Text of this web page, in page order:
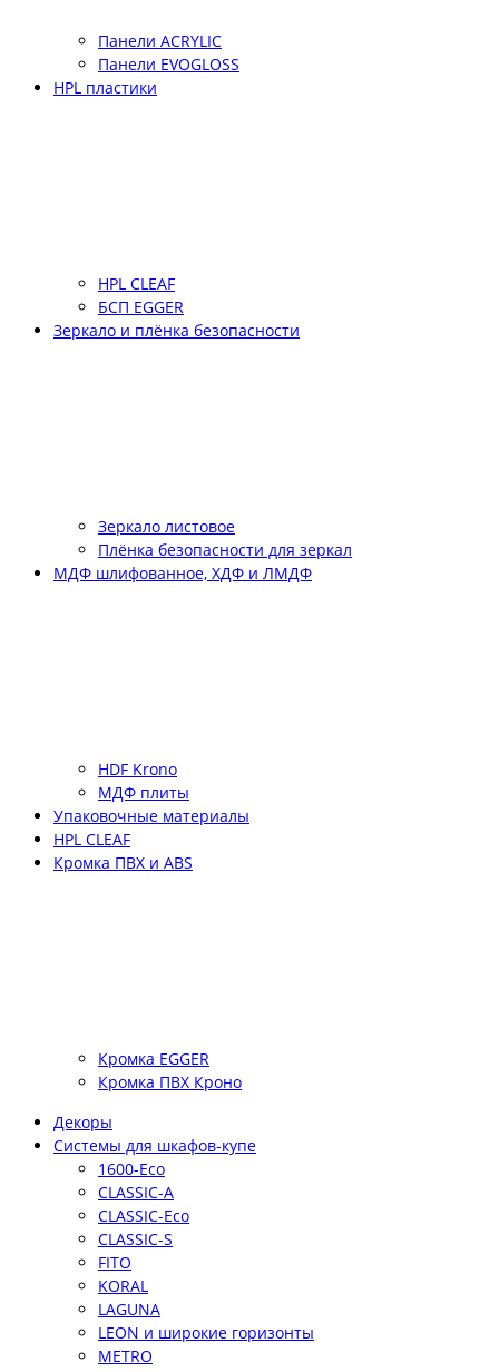
Панели ACRYLIC
Панели EVOGLOSS
HPL пластики
HPL CLEAF
БСП EGGER
Зеркало и плёнка безопасности
Зеркало листовое
Плёнка безопасности для зеркал
МДФ шлифованное, ХДФ и ЛМДФ
HDF Krono
МДФ плиты
Упаковочные материалы
HPL CLEAF
Кромка ПВХ и ABS
Кромка EGGER
Кромка ПВХ Кроно
Декоры
Системы для шкафов-купе
1600-Eco
CLASSIC-A
CLASSIC-Eco
CLASSIC-S
FITO
KORAL
LAGUNA
LEON и широкие горизонты
METRO